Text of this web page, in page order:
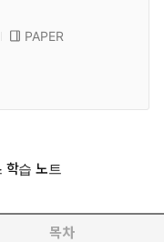
PAPER
학습 노트
목차